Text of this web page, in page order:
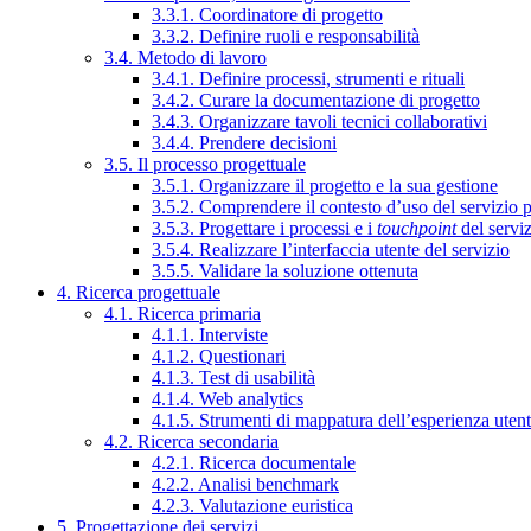
3.3.1. Coordinatore di progetto
3.3.2. Definire ruoli e responsabilità
3.4. Metodo di lavoro
3.4.1. Definire processi, strumenti e rituali
3.4.2. Curare la documentazione di progetto
3.4.3. Organizzare tavoli tecnici collaborativi
3.4.4. Prendere decisioni
3.5. Il processo progettuale
3.5.1. Organizzare il progetto e la sua gestione
3.5.2. Comprendere il contesto d’uso del servizio
3.5.3. Progettare i processi e i touchpointdel
3.5.4. Realizzare l’interfaccia utente del servizio
3.5.5. Validare la soluzione ottenuta
4. Ricerca progettuale
4.1. Ricerca primaria
4.1.1. Interviste
4.1.2. Questionari
4.1.3. Test di usabilità
4.1.4. Web analytics
4.1.5. Strumenti di mappatura dell’esperienza
4.2. Ricerca secondaria
4.2.1. Ricerca documentale
4.2.2. Analisi benchmark
4.2.3. Valutazione euristica
5. Progettazione dei servizi